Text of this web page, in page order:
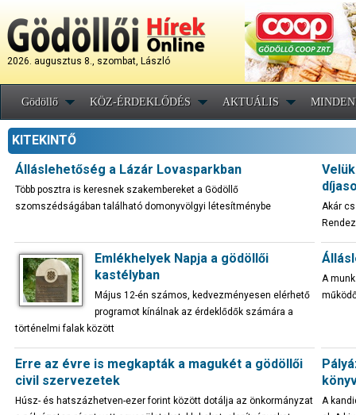
2026. augusztus 8., szombat, László
Gödöllő KÖZ-ÉRDEKLŐDÉS AKTUÁLIS
KITEKINTŐ
Álláslehetőség a Lázár Lovasparkban
Több posztra is keresnek szakembereket a Gödöllő
szomszédságában található domonyvölgyi létesítménybe
Akár
Emlékhelyek Napja a gödöllői
kastélyban
Május 12-én számos, kedvezményesen elérhető
programot kínálnak az érdeklődők számára a
történelmi falak között
A
Erre az évre is megkapták a magukét a gödöllői
civil szervezetek
Húsz- és hatszázhetven-ezer forint között dotálja az önkormányzat
A